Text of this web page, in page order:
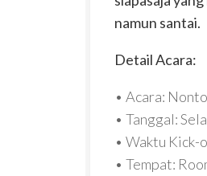
namun santai.
Detail Acara:
• Acara:
• Tanggal:
• Waktu Kick-
• Tempat: